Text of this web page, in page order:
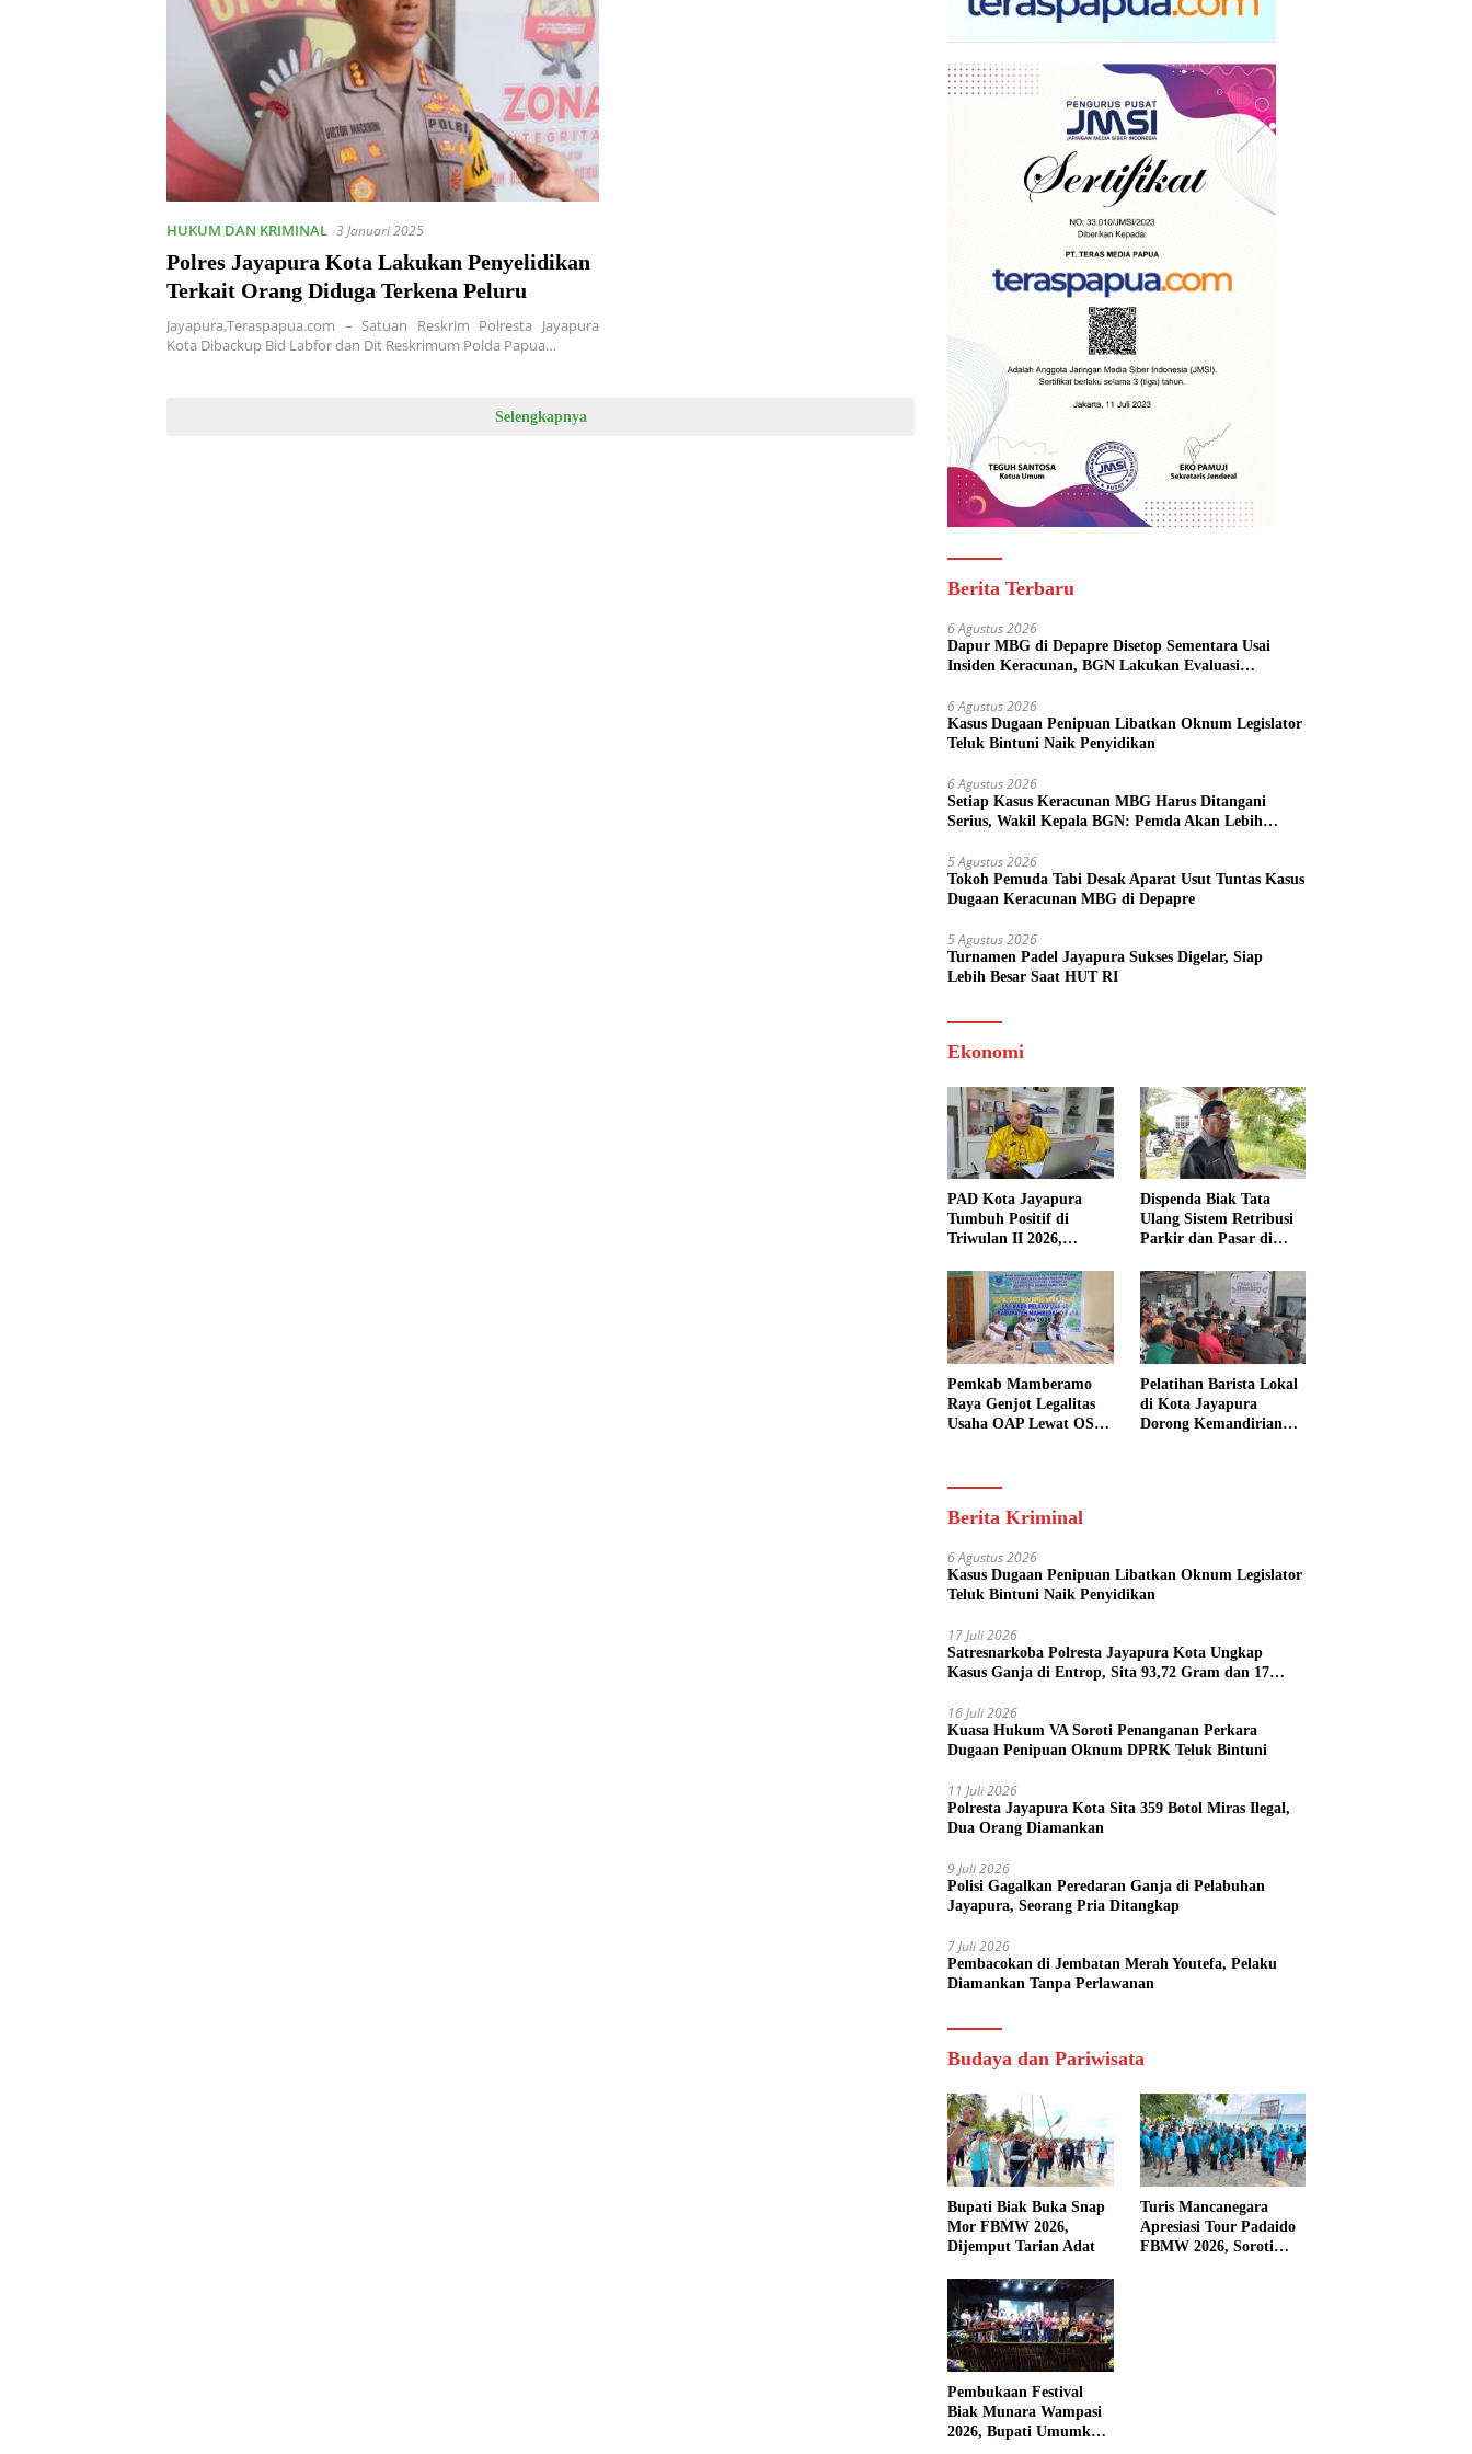
HUKUM DAN KRIMINAL 3 Januari 2025
Polres Jayapura Kota Lakukan Penyelidikan
Terkait Orang Diduga Terkena Peluru
Jayapura,Teraspapua.com – Satuan Reskrim Polresta Jayapura
Kota Dibackup Bid Labfor dan Dit Reskrimum Polda Papua…
Selengkapnya
Berita Terbaru
6 Agustus 2026
Dapur MBG di Depapre Disetop Sementara Usai
Insiden Keracunan, BGN Lakukan Evaluasi
6 Agustus 2026
Kasus Dugaan Penipuan Libatkan Oknum Legislator
Teluk Bintuni Naik Penyidikan
6 Agustus 2026
Setiap Kasus Keracunan MBG Harus Ditangani
Serius, Wakil Kepala BGN: Pemda Akan Lebih
5 Agustus 2026
Tokoh Pemuda Tabi Desak Aparat Usut Tuntas Kasus
Dugaan Keracunan MBG di Depapre
5 Agustus 2026
Turnamen Padel Jayapura Sukses Digelar, Siap
Lebih Besar Saat HUT RI
Ekonomi
PAD Kota Jayapura
Tumbuh Positif di
Triwulan II 2026,
Target
Dispenda Biak Tata
Ulang Sistem Retribusi
Parkir dan Pasar di
Pemkab Mamberamo
Raya Genjot Legalitas
Usaha OAP Lewat OSS,
Pelatihan Barista Lokal
di Kota Jayapura
Dorong Kemandirian
Berita Kriminal
6 Agustus 2026
Kasus Dugaan Penipuan Libatkan Oknum Legislator
Teluk Bintuni Naik Penyidikan
17 Juli 2026
Satresnarkoba Polresta Jayapura Kota Ungkap
Kasus Ganja di Entrop, Sita 93,72 Gram dan 17
16 Juli 2026
Kuasa Hukum VA Soroti Penanganan Perkara
Dugaan Penipuan Oknum DPRK Teluk Bintuni
11 Juli 2026
Polresta Jayapura Kota Sita 359 Botol Miras Ilegal,
Dua Orang Diamankan
9 Juli 2026
Polisi Gagalkan Peredaran Ganja di Pelabuhan
Jayapura, Seorang Pria Ditangkap
7 Juli 2026
Pembacokan di Jembatan Merah Youtefa, Pelaku
Diamankan Tanpa Perlawanan
Budaya dan Pariwisata
Bupati Biak Buka Snap
Mor FBMW 2026,
Dijemput Tarian Adat
Turis Mancanegara
Apresiasi Tour Padaido
FBMW 2026, Soroti
Pembukaan Festival
Biak Munara Wampasi
2026, Bupati Umumkan